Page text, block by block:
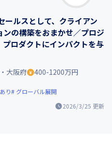
ールスとして、クライアン
ンの構築をおまかせ／プロジ
ロダクトにインパクトを与
2026/3/25 更新
大阪府
400-1200万円
り グローバル展開